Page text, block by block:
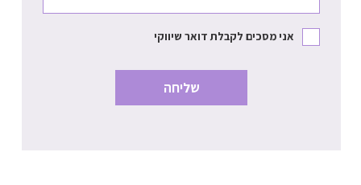
אני מסכים לקבלת דואר שיווקי